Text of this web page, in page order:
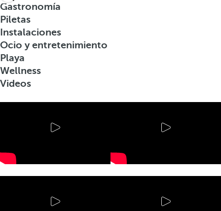
Gastronomía
Piletas
Instalaciones
Ocio y entretenimiento
Playa
Wellness
Videos